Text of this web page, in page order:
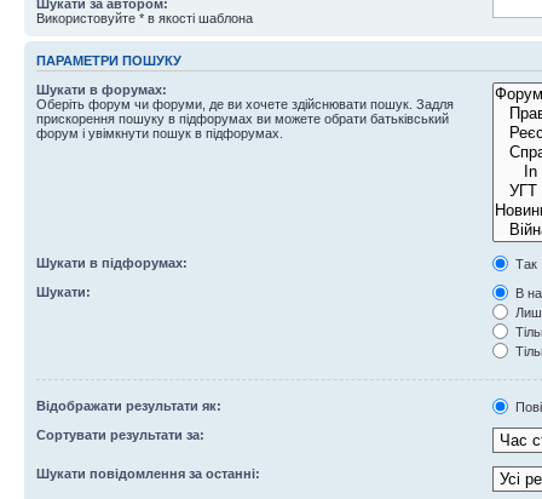
Шукати за автором:
Використовуйте * в якості шаблона
ПАРАМЕТРИ ПОШУКУ
Шукати в форумах:
Оберіть форум чи форуми, де ви хочете здійснювати пошук. Задля
прискорення пошуку в підфорумах ви можете обрати батьківський
форум і увімкнути пошук в підфорумах.
Шукати в підфорумах:
Так
Шукати:
В
Відображати результати як:
Сортувати результати за:
Шукати повідомлення за останні: